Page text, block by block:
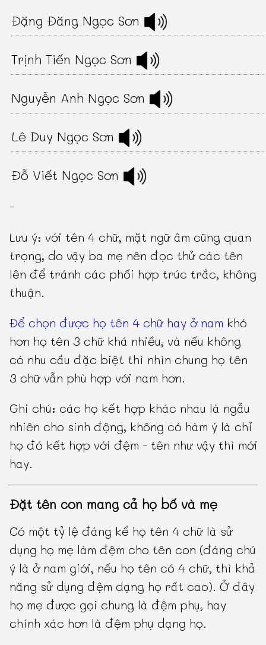
Đặng Đăng Ngọc Sơn
Trịnh Tiến Ngọc Sơn
Nguyễn Anh Ngọc Sơn
Lê Duy Ngọc Sơn
Đỗ Viết Ngọc Sơn
-
Lưu ý: với tên 4 chữ, mặt ngữ âm cũng quan
trọng, do vậy ba mẹ nên đọc thử các tên
lên để tránh các phối hợp trúc trắc, không
thuận.
Để chọn được họ tên 4 chữ hay ở nam khó
hơn họ tên 3 chữ khá nhiều, và nếu không
có nhu cầu đặc biệt thì nhìn chung họ tên
3 chữ vẫn phù hợp với nam hơn.
Ghi chú: các họ kết hợp khác nhau là ngẫu
nhiên cho sinh động, không có hàm ý là chỉ
họ đó kết hợp với đệm - tên như vậy thì mới
hay.
Đặt tên con mang cả họ bố và mẹ
Có một tỷ lệ đáng kể họ tên 4 chữ là sử
dụng họ mẹ làm đệm cho tên con (đáng chú
ý là ở nam giới, nếu họ tên có 4 chữ, thì khả
năng sử dụng đệm dạng họ rất cao). Ở đây
họ mẹ được gọi chung là đệm phụ, hay
chính xác hơn là đệm phụ dạng họ.